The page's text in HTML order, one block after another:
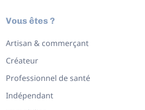
Vous êtes ?
Artisan & commerçant
Créateur
Professionnel de santé
Indépendant